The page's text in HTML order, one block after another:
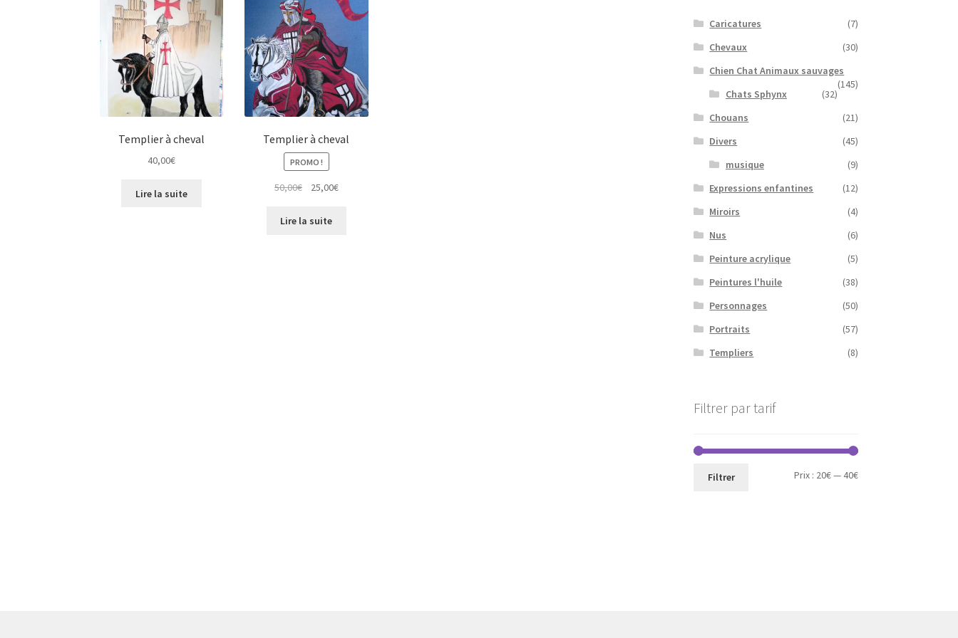
Templier à cheval
40,00€
Lire la suite
Templier à cheval
PROMO !
50,00€
Le
initial
25,00€Le
Lire la suite
Caricatures
(7)
Chevaux
(30)
Chien Chat Animaux sauvages
(145)
Chats Sphynx
(32)
Chouans
(21)
Divers
(45)
musique
(9)
Expressions enfantines
(12)
Miroirs
(4)
Nus
(6)
Peinture acrylique
(5)
Peintures l'huile
(38)
Personnages
(50)
Portraits
(57)
Templiers
(8)
Filtrer par tarif
Prix
Prix
Filtrer Prix : 20€—40€